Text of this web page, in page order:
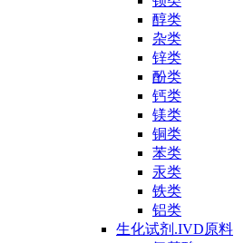
醇类
杂类
锌类
酚类
钙类
镁类
铜类
苯类
汞类
铁类
铝类
生化试剂.IVD原料